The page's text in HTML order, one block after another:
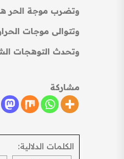
وتضرب موجة الحر
وتتوالى موجات
وتحدث التوهجات
مشاركة
الكلمات الدلالية: